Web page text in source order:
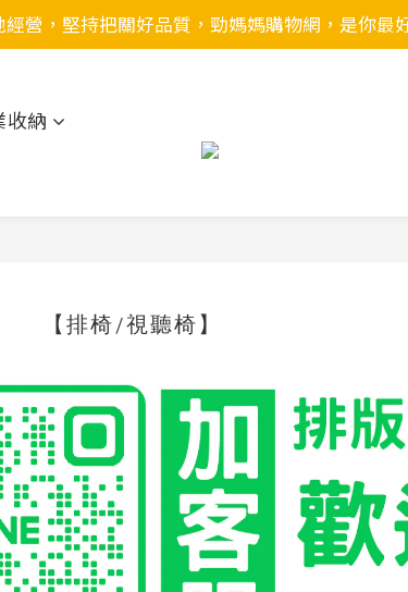
營，堅持把關好品質，勁媽媽購物網，是你最
收納
【排椅/視聽椅】